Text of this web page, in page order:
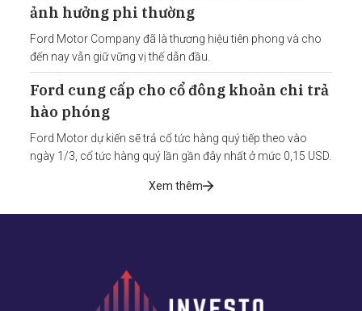
ảnh hưởng phi thường
Ford Motor Company đã là thương hiệu tiên phong và cho
đến nay vẫn giữ vững vị thế dẫn đầu.
Ford cung cấp cho cổ đông khoản chi trả
hào phóng
Ford Motor dự kiến sẽ trả cổ tức hàng quý tiếp theo vào
ngày 1/3, cổ tức hàng quý lần gần đây nhất ở mức 0,15 USD.
Xem thêm